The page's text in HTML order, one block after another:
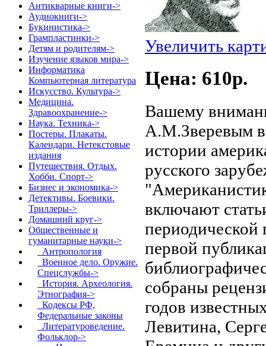
Антикварные книги->
Аудиокниги->
Букинистика->
Грампластинки->
Детям и родителям->
Изучение языков мира->
Информатика
Компьютерная литература
Искусство. Культура->
Медицина.
Здравоохранение->
Наука. Техника->
Постеры. Плакаты.
Календари. Нетекстовые
издания
Путешествия. Отдых.
Хобби. Спорт->
Бизнес и экономика->
Детективы. Боевики.
Триллеры->
Домашний круг->
Общественные и
гуманитарные науки->
Антропология
Военное дело. Оружие.
Спецслужбы->
История. Археология.
Этнография->
Кодексы РФ,
Федеральные законы
Литературоведение.
Фольклор->
Увеличить
Цена: 610p.
Вашему
A.M.Зверевым
истории
русского
включают
периодической
первой
собраны
годов
Левитина,